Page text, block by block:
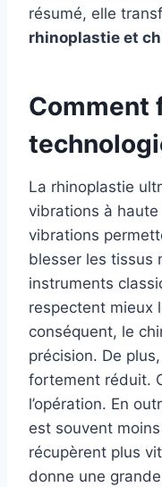
résumé, elle
rhinoplastie et
Comment
La rhinoplastie
vibrations à
vibrations
blesser les tissus
instruments
respectent mieux
conséquent, le
précision. De
fortement réduit.
l’opération. En
est souvent
récupèrent plus
donne une